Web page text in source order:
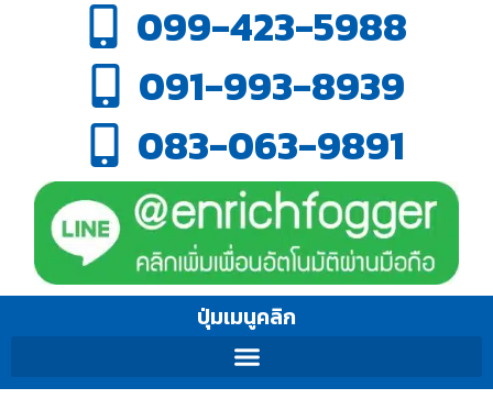
099-423-5988
091-993-8939
083-063-9891
ปุ่มเมนูคลิก